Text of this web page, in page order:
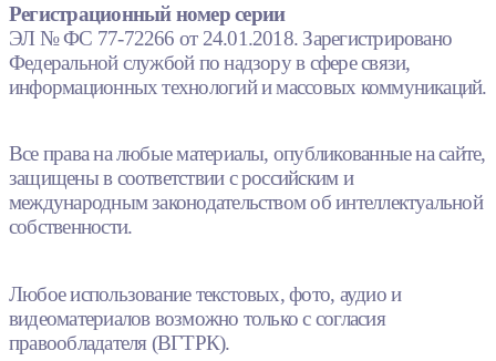
Регистрационный номер серии
ЭЛ № ФС 77-72266 от 24.01.2018. Зарегистрировано
Федеральной службой по надзору в сфере связи,
информационных технологий и массовых коммуникаций.
Все права на любые материалы, опубликованные на сайте,
защищены в соответствии с российским и
международным законодательством об интеллектуальной
собственности.
Любое использование текстовых, фото, аудио и
видеоматериалов возможно только с согласия
правообладателя (ВГТРК).